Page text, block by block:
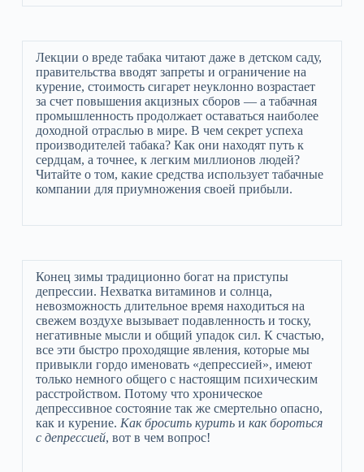
Лекции о вреде табака читают даже в детском саду,
правительства вводят запреты и ограничение на
курение, стоимость сигарет неуклонно возрастает
за счет повышения акцизных сборов — а табачная
промышленность продолжает оставаться наиболее
доходной отраслью в мире. В чем секрет успеха
производителей табака? Как они находят путь к
сердцам, а точнее, к легким миллионов людей?
Читайте о том, какие средства использует табачные
компании для приумножения своей прибыли.
Конец зимы традиционно богат на приступы
депрессии. Нехватка витаминов и солнца,
невозможность длительное время находиться на
свежем воздухе вызывает подавленность и тоску,
негативные мысли и общий упадок сил. К счастью,
все эти быстро проходящие явления, которые мы
привыкли гордо именовать «депрессией», имеют
только немного общего с настоящим психическим
расстройством. Потому что хроническое
депрессивное состояние так же смертельно опасно,
как и курение. Как бросить куритьи как бороться
с депрессией, вот в чем вопрос!